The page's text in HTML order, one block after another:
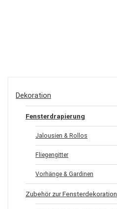
Dekoration
Fensterdrapierung
Jalousien & Rollos
Fliegengitter
Vorhänge & Gardinen
Zubehör zur Fensterdekoration